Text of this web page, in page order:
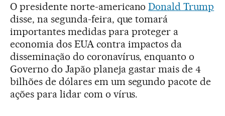
O presidente norte-americanoDonald Trump
disse, na segunda-feira, que tomará
importantes medidas para proteger a
economia dos EUA contra impactos da
disseminação do coronavírus, enquanto o
Governo do Japão planeja gastar mais de 4
bilhões de dólares em um segundo pacote de
ações para lidar com o vírus.